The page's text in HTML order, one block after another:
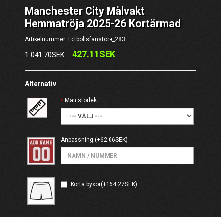
Manchester City Målvakt
Hemmatröja 2025-26 Kortärmad
Artikelnummer: Fotbollsfanstore_283
1 041.70SEK 427.11SEK
Alternativ
Män storlek
Anpassning (+62.06SEK)
Korta byxor(+164.27SEK)